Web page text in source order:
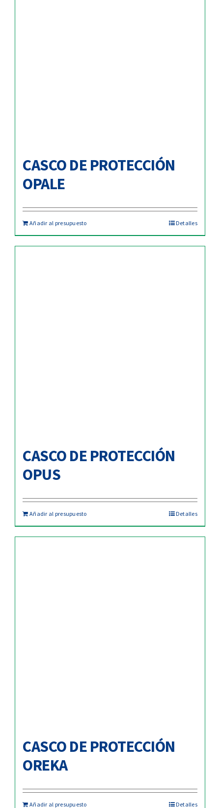
CASCO DE PROTECCIÓN
OPALE
Añadir al presupuesto Detalles
CASCO DE PROTECCIÓN
OPUS
Añadir al presupuesto Detalles
CASCO DE PROTECCIÓN
OREKA
Añadir al presupuesto Detalles